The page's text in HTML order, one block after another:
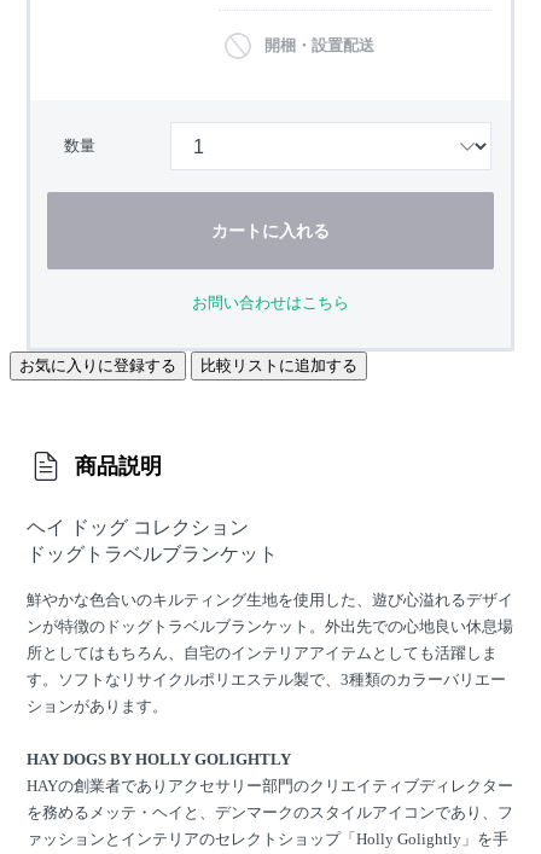
開梱・設置配送
数量
カートに入れる
お問い合わせはこちら
お気に入りに登録する 比較リストに追加する
商品説明
ヘイ ドッグ コレクション
ドッグトラベルブランケット
鮮やかな色合いのキルティング生地を使用した、遊び心溢れるデザイ
ンが特徴のドッグトラベルブランケット。外出先での心地良い休息場
所としてはもちろん、自宅のインテリアアイテムとしても活躍しま
す。ソフトなリサイクルポリエステル製で、3種類のカラーバリエー
ションがあります。
HAY DOGS BY HOLLY GOLIGHTLY
HAYの創業者でありアクセサリー部門のクリエイティブディレクター
を務めるメッテ・ヘイと、デンマークのスタイルアイコンであり、フ
ァッションとインテリアのセレクトショップ「Holly Golightly」を手